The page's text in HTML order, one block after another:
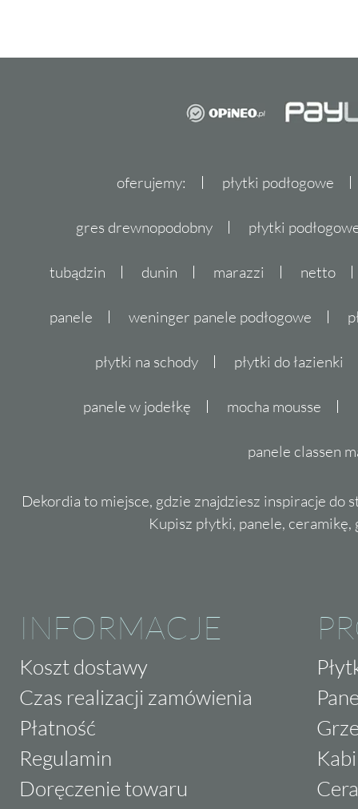
oferujemy: płytki podłogowe
gres drewnopodobny płytki
tubądzin dunin marazzi netto
panele weninger panele podłogowe
płytki na schody płytki do łazienki
panele w jodełkę mocha mousse
panele classen
Dekordia to miejsce, gdzie znajdziesz inspiracje do
Kupisz płytki, panele,
INFORMACJE
Koszt dostawy
Czas realizacji zamówienia
Płatność
Regulamin
Doręczenie towaru